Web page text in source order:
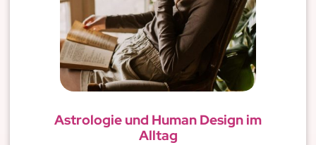
Astrologie und Human Design im
Alltag